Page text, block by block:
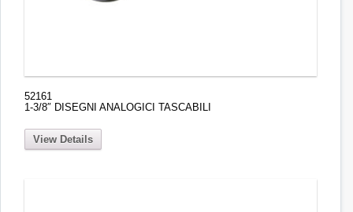
52161
1-3/8″ DISEGNI ANALOGICI TASCABILI
View Details